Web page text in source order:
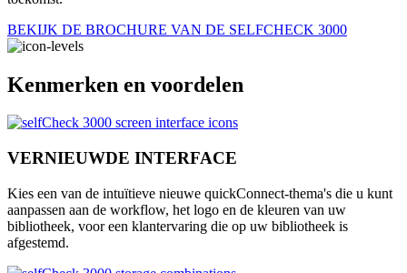
BEKIJK DE BROCHURE VAN DE SELFCHECK 3000
Kenmerken en voordelen
VERNIEUWDE INTERFACE
Kies een van de intuïtieve nieuwe quickConnect-thema's die u kunt
aanpassen aan de workflow, het logo en de kleuren van uw
bibliotheek, voor een klantervaring die op uw bibliotheek is
afgestemd.